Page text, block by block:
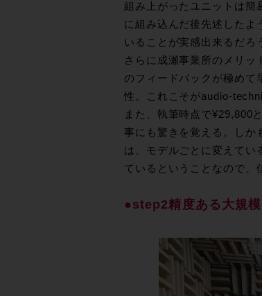
組み上がったユニットは簡
に組み込んだ後先述したよ
いることが実感出来るだろ
さらに成瀬事業所のメリッ
のフィードバックが極めて
性。これこそがaudio-
また、執筆時点で¥29,800
事にも驚きを覚える。しか
は、モデルごとに変えてい
ているということなので、
●step2精度ある大規